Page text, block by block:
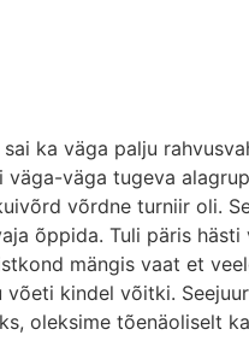
ka väga palju
väga tugeva
võrdne turniir oli.
õppida. Tuli päris
mängis vaat et
kindel võitki.
oleksime tõenäoliselt